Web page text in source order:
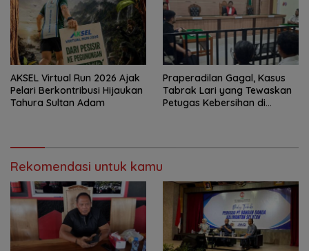
AKSEL Virtual Run 2026 Ajak
Pelari Berkontribusi Hijaukan
Tahura Sultan Adam
Praperadilan Gagal, Kasus
Tabrak Lari yang Tewaskan
Petugas Kebersihan di
Rekomendasi untuk kamu